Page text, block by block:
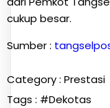
cukup besar.
Sumber :
Category : Prestasi
Tags : #Dekotas